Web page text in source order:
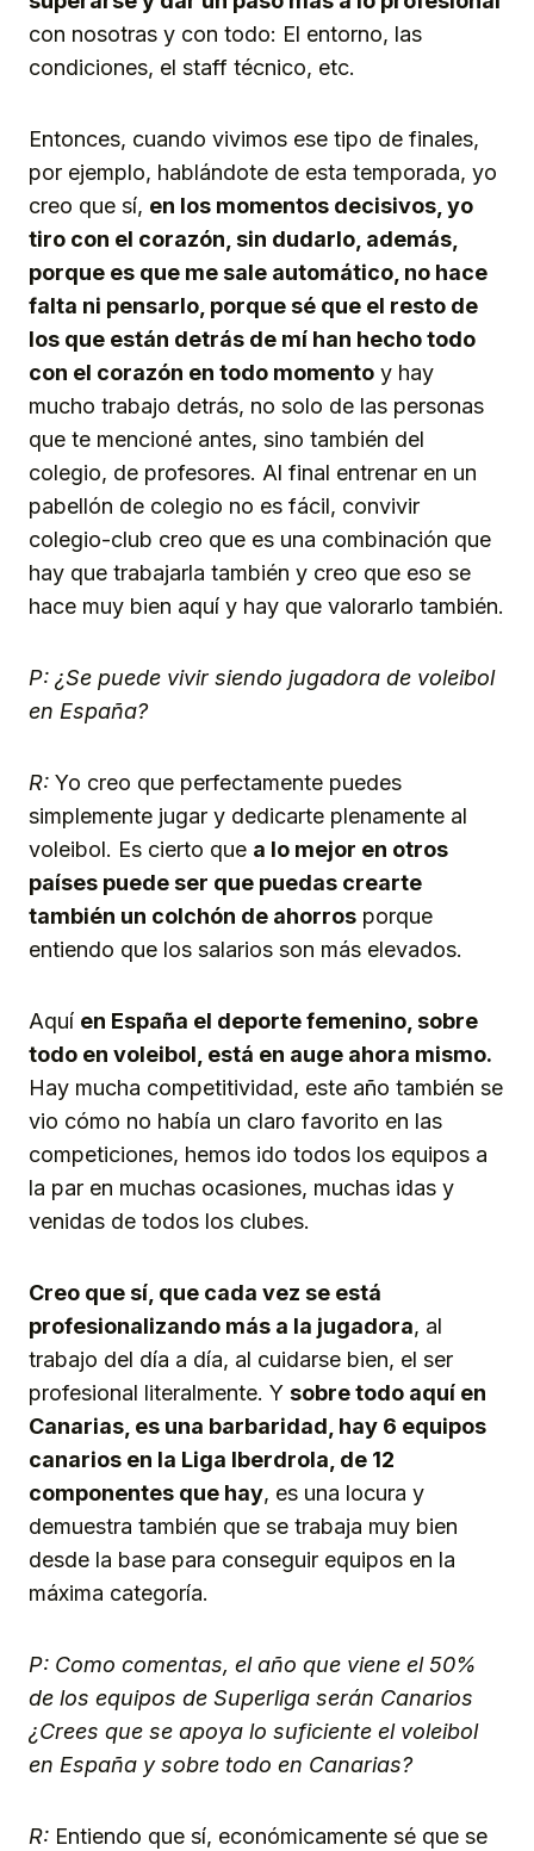
con nosotras y con todo: El entorno, las
condiciones, el staff técnico, etc.
Entonces, cuando vivimos ese tipo de finales,
por ejemplo, hablándote de esta temporada, yo
creo que sí, en los momentos decisivos, yo
tiro con el corazón, sin dudarlo, además,
porque es que me sale automático, no hace
falta ni pensarlo, porque sé que el resto de
los que están detrás de mí han hecho todo
con el corazón en todo momento y hay
mucho trabajo detrás, no solo de las personas
que te mencioné antes, sino también del
colegio, de profesores. Al final entrenar en un
pabellón de colegio no es fácil, convivir
colegio-club creo que es una combinación que
hay que trabajarla también y creo que eso se
hace muy bien aquí y hay que valorarlo también.
P: ¿Se puede vivir siendo jugadora de voleibol
en España?
R: Yo creo que perfectamente puedes
simplemente jugar y dedicarte plenamente al
voleibol. Es cierto que a lo mejor en otros
países puede ser que puedas crearte
también un colchón de ahorros porque
entiendo que los salarios son más elevados.
Aquí en España el deporte femenino, sobre
todo en voleibol, está en auge ahora mismo.
Hay mucha competitividad, este año también se
vio cómo no había un claro favorito en las
competiciones, hemos ido todos los equipos a
la par en muchas ocasiones, muchas idas y
venidas de todos los clubes.
Creo que sí, que cada vez se está
profesionalizando más a la jugadora, al
trabajo del día a día, al cuidarse bien, el ser
profesional literalmente. Y sobre todo aquí en
Canarias, es una barbaridad, hay 6 equipos
canarios en la Liga Iberdrola, de 12
componentes que hay, es una locura y
demuestra también que se trabaja muy bien
desde la base para conseguir equipos en la
máxima categoría.
P: Como comentas, el año que viene el 50%
de los equipos de Superliga serán Canarios
¿Crees que se apoya lo suficiente el voleibol
en España y sobre todo en Canarias?
R: Entiendo que sí, económicamente sé que se